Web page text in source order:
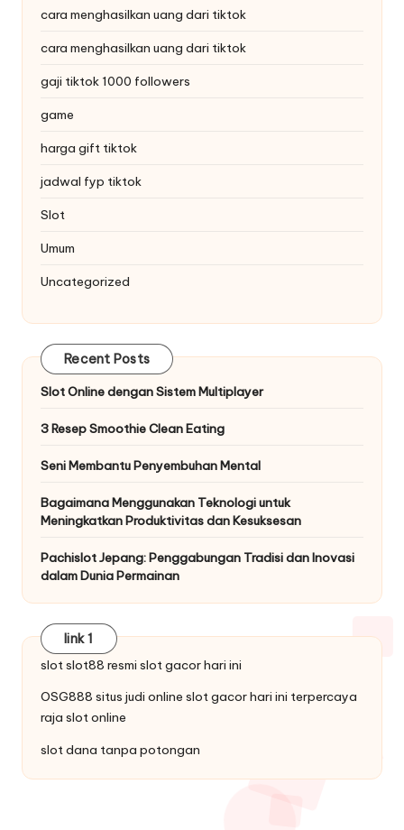
cara menghasilkan uang dari tiktok
cara menghasilkan uang dari tiktok
gaji tiktok 1000 followers
game
harga gift tiktok
jadwal fyp tiktok
Slot
Umum
Uncategorized
Recent Posts
Slot Online dengan Sistem Multiplayer
3 Resep Smoothie Clean Eating
Seni Membantu Penyembuhan Mental
Bagaimana Menggunakan Teknologi untuk
Meningkatkan Produktivitas dan Kesuksesan
Pachislot Jepang: Penggabungan Tradisi dan Inovasi
dalam Dunia Permainan
link 1
slotslot88 resmi slot gacor hari ini
OSG888 situs judi online slot gacorhari ini terpercaya
raja slot online
slot dana tanpa potongan